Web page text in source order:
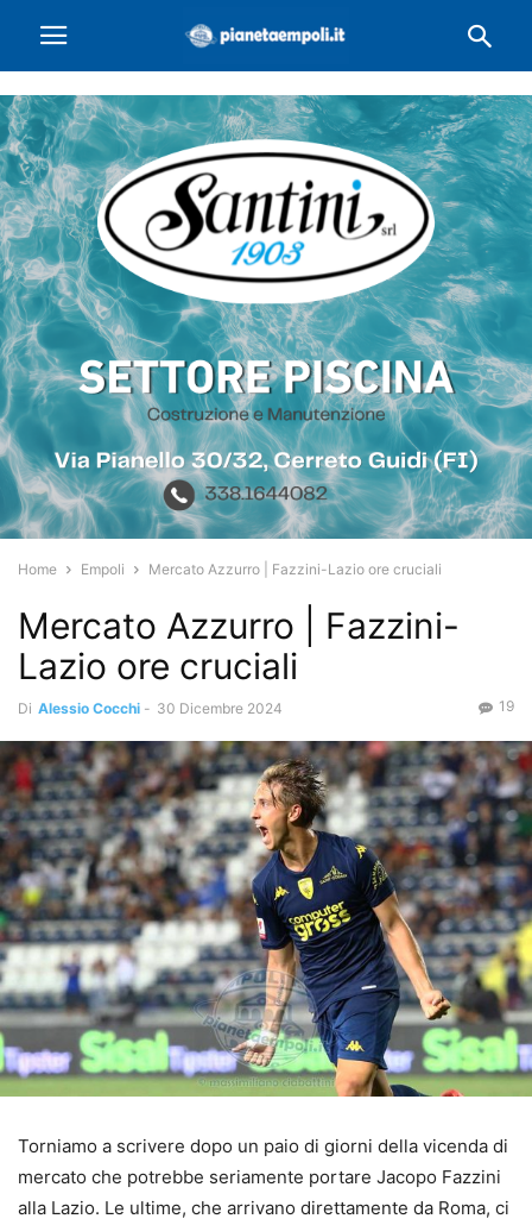
Home Empoli Mercato Azzurro | Fazzini-Lazio ore cruciali
Mercato Azzurro | Fazzini-
Lazio ore cruciali
Di Alessio Cocchi - 30 Dicembre 2024 19
Torniamo a scrivere dopo un paio di giorni della vicenda di
mercato che potrebbe seriamente portare Jacopo Fazzini
alla Lazio. Le ultime, che arrivano direttamente da Roma, ci